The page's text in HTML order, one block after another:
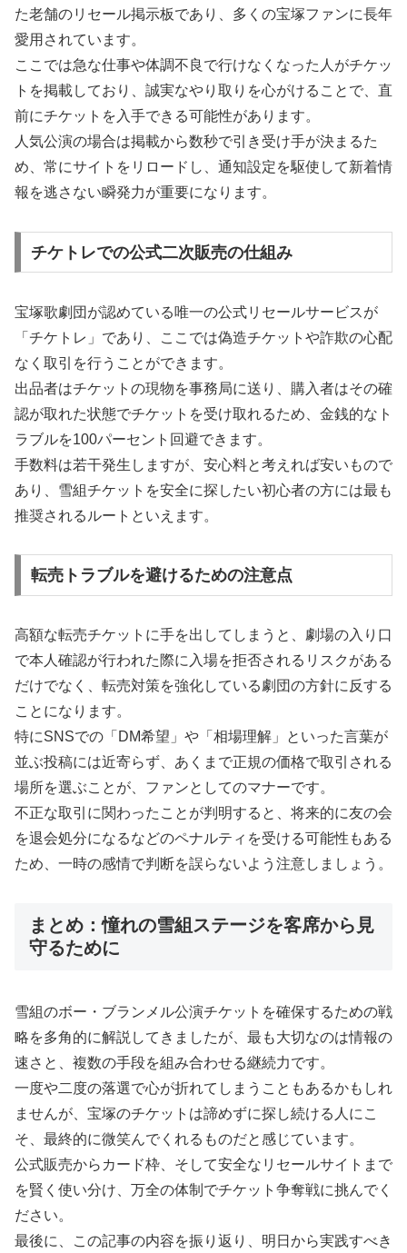
た老舗のリセール掲示板であり、多くの宝塚ファンに長年
愛用されています。
ここでは急な仕事や体調不良で行けなくなった人がチケッ
トを掲載しており、誠実なやり取りを心がけることで、直
前にチケットを入手できる可能性があります。
人気公演の場合は掲載から数秒で引き受け手が決まるた
め、常にサイトをリロードし、通知設定を駆使して新着情
報を逃さない瞬発力が重要になります。
チケトレでの公式二次販売の仕組み
宝塚歌劇団が認めている唯一の公式リセールサービスが
「チケトレ」であり、ここでは偽造チケットや詐欺の心配
なく取引を行うことができます。
出品者はチケットの現物を事務局に送り、購入者はその確
認が取れた状態でチケットを受け取れるため、金銭的なト
ラブルを100パーセント回避できます。
手数料は若干発生しますが、安心料と考えれば安いもので
あり、雪組チケットを安全に探したい初心者の方には最も
推奨されるルートといえます。
転売トラブルを避けるための注意点
高額な転売チケットに手を出してしまうと、劇場の入り口
で本人確認が行われた際に入場を拒否されるリスクがある
だけでなく、転売対策を強化している劇団の方針に反する
ことになります。
特にSNSでの「DM希望」や「相場理解」といった言葉が
並ぶ投稿には近寄らず、あくまで正規の価格で取引される
場所を選ぶことが、ファンとしてのマナーです。
不正な取引に関わったことが判明すると、将来的に友の会
を退会処分になるなどのペナルティを受ける可能性もある
ため、一時の感情で判断を誤らないよう注意しましょう。
まとめ：憧れの雪組ステージを客席から見
守るために
雪組のボー・ブランメル公演チケットを確保するための戦
略を多角的に解説してきましたが、最も大切なのは情報の
速さと、複数の手段を組み合わせる継続力です。
一度や二度の落選で心が折れてしまうこともあるかもしれ
ませんが、宝塚のチケットは諦めずに探し続ける人にこ
そ、最終的に微笑んでくれるものだと感じています。
公式販売からカード枠、そして安全なリセールサイトまで
を賢く使い分け、万全の体制でチケット争奪戦に挑んでく
ださい。
最後に、この記事の内容を振り返り、明日から実践すべき